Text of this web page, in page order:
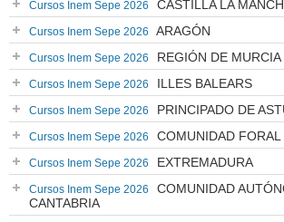
Cursos Inem Sepe 2026 CASTILLA LA
Cursos Inem Sepe 2026 ARAGÓN
Cursos Inem Sepe 2026 REGIÓN DE MURCIA
Cursos Inem Sepe 2026 ILLES BALEARS
Cursos Inem Sepe 2026 PRINCIPADO DE
Cursos Inem Sepe 2026 COMUNIDAD FORAL
Cursos Inem Sepe 2026 EXTREMADURA
Cursos Inem Sepe 2026
COMUNIDAD
CANTABRIA